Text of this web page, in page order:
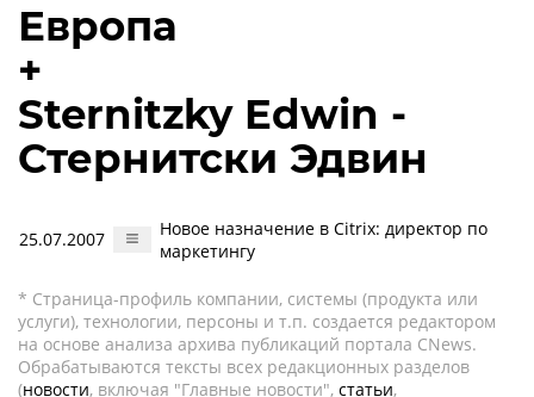
Европа
+
Sternitzky Edwin -
Стернитски Эдвин
25.07.2007
Новое назначение в Citrix: директор по
маркетингу
* Страница-профиль компании, системы (продукта или
услуги), технологии, персоны и т.п. создается редактором
на основе анализа архива публикаций портала CNews.
Обрабатываются тексты всех редакционных разделов
(новости, включая "Главные новости", статьи,